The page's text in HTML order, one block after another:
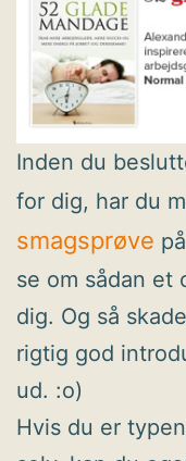
Inden du
for dig, har du
smagsprøve
se om sådan et
dig. Og så
rigtig god
ud. :o)
Hvis du er